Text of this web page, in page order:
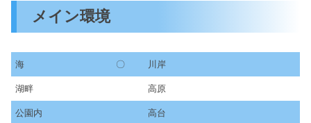
メイン環境
海 〇 川岸
湖畔 高原
公園内 高台